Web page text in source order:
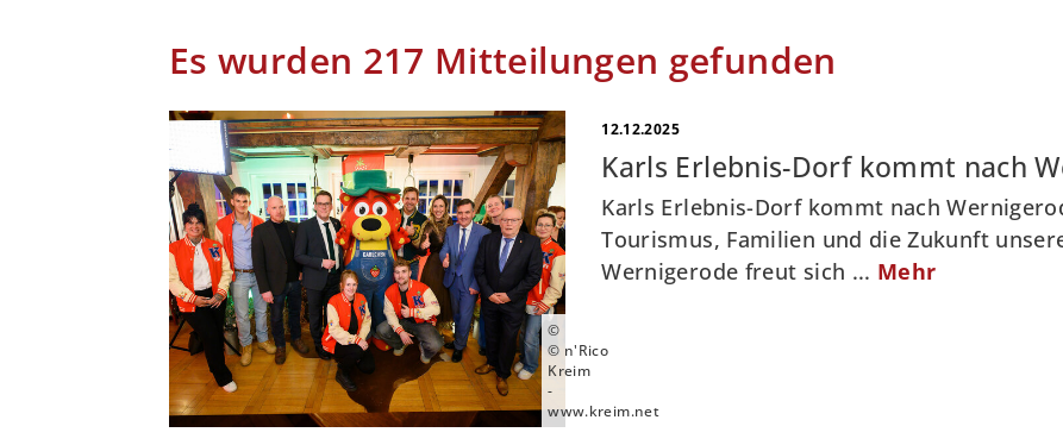
Es wurden 217 Mitteilungen gefunden
©
© n'Rico
Kreim
-
www.kreim.net
12.12.2025
Karls Erlebnis-Dorf kommt nach
Karls Erlebnis-Dorf kommt nach
Tourismus, Familien und die Zukunft
Wernigerode freut sich ... Mehr